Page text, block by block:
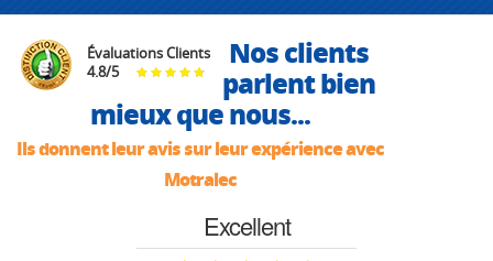
Évaluations Clients
4.8/5
Nos clients
parlent bien
mieux que nous...
Ils donnent leur avis sur leur expérience avec
Motralec
Excellent